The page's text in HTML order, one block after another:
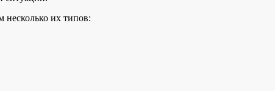
несколько их типов: